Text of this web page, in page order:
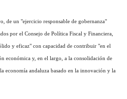
de un "ejercicio responsable de gobernanza"
por el Consejo de Política Fiscal y Financiera,
y eficaz" con capacidad de contribuir "en el
económica y, en el largo, a la consolidación de
economía andaluza basado en la innovación y la